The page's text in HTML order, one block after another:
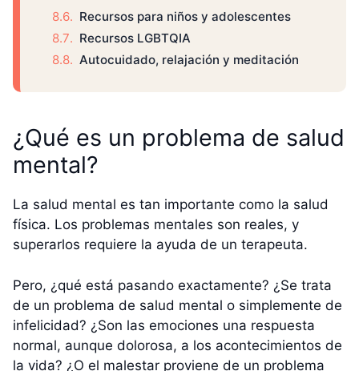
Recursos para niños y adolescentes
Recursos LGBTQIA
Autocuidado, relajación y meditación
¿Qué es un problema de salud
mental?
La salud mental es tan importante como la salud
física. Los problemas mentales son reales, y
superarlos requiere la ayuda de un terapeuta.
Pero, ¿qué está pasando exactamente? ¿Se trata
de un problema de salud mental o simplemente de
infelicidad? ¿Son las emociones una respuesta
normal, aunque dolorosa, a los acontecimientos de
la vida? ¿O el malestar proviene de un problema